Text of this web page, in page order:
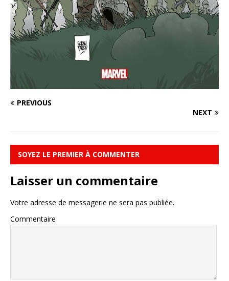
PREVIOUS
NEXT
SOYEZ LE PREMIER À COMMENTER
Laisser un commentaire
Votre adresse de messagerie ne sera pas publiée.
Commentaire